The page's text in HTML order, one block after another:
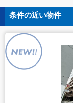
5. 個人情報の
ご本人様は、
用目的の通知
止または消去
当社問合わせ
社はお客様ご
な間内に対応
【お問合せ窓
株式会社バレ
住所 東京都目
条件の近い物件